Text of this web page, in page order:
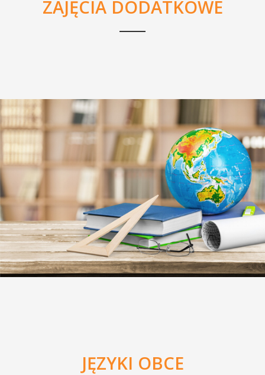
ZAJĘCIA DODATKOWE
JĘZYKI OBCE